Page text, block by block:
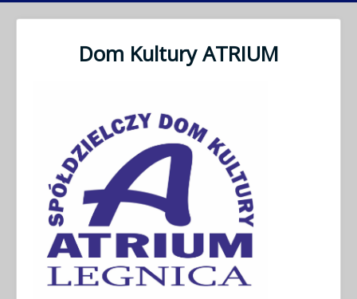
Dom Kultury ATRIUM